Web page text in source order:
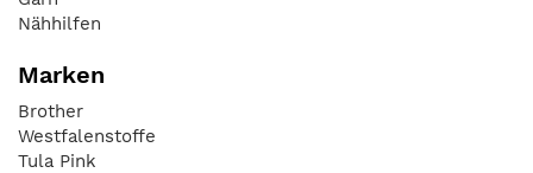
Nähhilfen
Marken
Brother
Westfalenstoffe
Tula Pink